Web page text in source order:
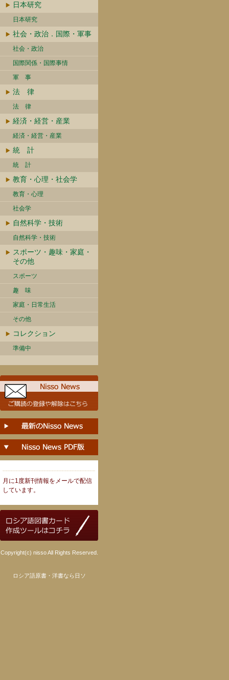
日本研究
日本研究
社会・政治．国際・軍事
社会・政治
国際関係・国際事情
軍 事
法 律
法 律
経済・経営・産業
経済・経営・産業
統 計
統 計
教育・心理・社会学
教育・心理
社会学
自然科学・技術
自然科学・技術
スポーツ・趣味・家庭・
その他
スポーツ
趣 味
家庭・日常生活
その他
コレクション
準備中
月に1度新刊情報をメールで配信
しています。
Copyright(c) nisso All Rights Reserved.
ロシア語原書・洋書なら日ソ